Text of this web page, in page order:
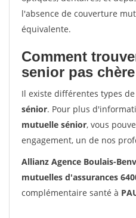
l'absence de couverture
équivalente.
Comment
senior pas
Il existe différentes types de
sénior. Pour plus
mutuelle sénior, vous
engagement, un de nos
Allianz Agence Boulais-
mutuelles d'assurances
complémentaire santé à